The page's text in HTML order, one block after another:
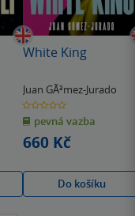
White King
Juan GÃ³mez-Jurado
0.0
z
5
hvězdiček
pevná vazba
660 Kč
Do košíku